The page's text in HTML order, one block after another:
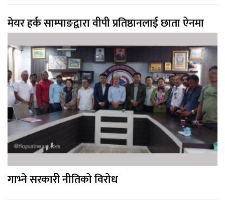
मेयर हर्क साम्पाङद्वारा वीपी प्रतिष्ठानलाई छाता ऐनमा
गाभ्ने सरकारी नीतिको विरोध